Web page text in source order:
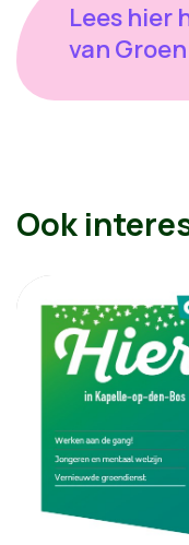
Lees hier
van
Ook